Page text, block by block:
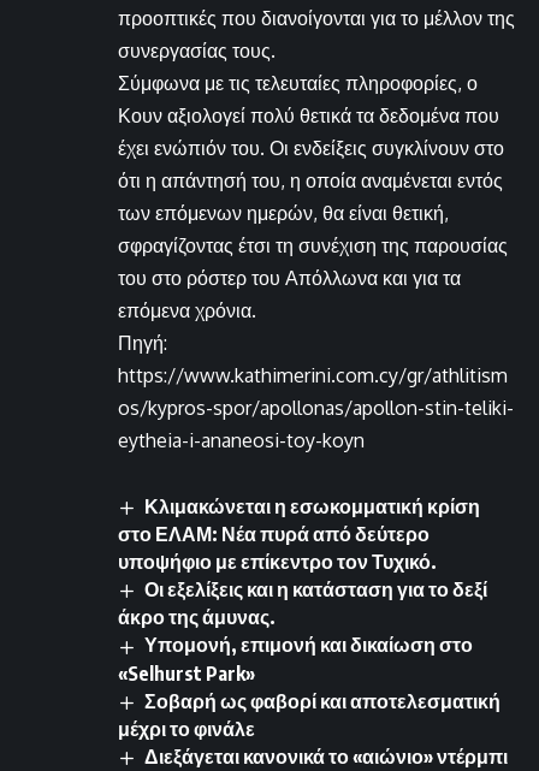
προοπτικές που διανοίγονται για το μέλλον της
συνεργασίας τους.
Σύμφωνα με τις τελευταίες πληροφορίες, ο
Κουν αξιολογεί πολύ θετικά τα δεδομένα που
έχει ενώπιόν του. Οι ενδείξεις συγκλίνουν στο
ότι η απάντησή του, η οποία αναμένεται εντός
των επόμενων ημερών, θα είναι θετική,
σφραγίζοντας έτσι τη συνέχιση της παρουσίας
του στο ρόστερ του Απόλλωνα και για τα
επόμενα χρόνια.
Πηγή:
https://www.kathimerini.com.cy/gr/athlitism
os/kypros-spor/apollonas/apollon-stin-teliki-
eytheia-i-ananeosi-toy-koyn
Κλιμακώνεται η εσωκομματική κρίση
στο ΕΛΑΜ: Νέα πυρά από δεύτερο
υποψήφιο με επίκεντρο τον Τυχικό.
Οι εξελίξεις και η κατάσταση για το δεξί
άκρο της άμυνας.
Υπομονή, επιμονή και δικαίωση στο
«Selhurst Park»
Σοβαρή ως φαβορί και αποτελεσματική
μέχρι το φινάλε
Διεξάγεται κανονικά το «αιώνιο» ντέρμπι